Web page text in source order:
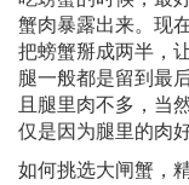
蟹肉暴露出来。现
把螃蟹掰成两半，
腿一般都是留到最
且腿里肉不多，当
仅是因为腿里的肉
如何挑选大闸蟹，